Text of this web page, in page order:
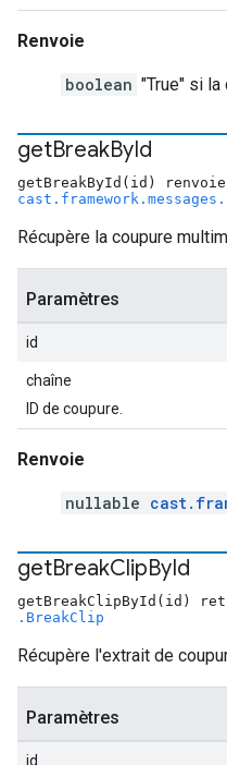
Renvoie
boolean "True" si la
getBreakById
getBreakById(id) renvoie
Récupère la coupure
Paramètres
id
chaîne
ID de coupure.
Renvoie
nullable
getBreakClipById
getBreakClipById(id)
.BreakClip
Récupère l'extrait de
Paramètres
id